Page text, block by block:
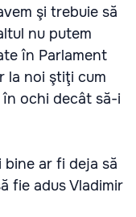
şi trebuie să
nu putem
în Parlament
la noi ştiţi cum
în ochi decât să-i
bine ar fi deja să
fie adus Vladimir